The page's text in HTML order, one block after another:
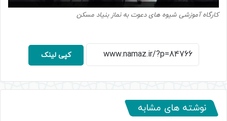
کارگاه آموزشی شیوه های دعوت به نماز بنیاد مسکن
کپی لینک
نوشته های مشابه